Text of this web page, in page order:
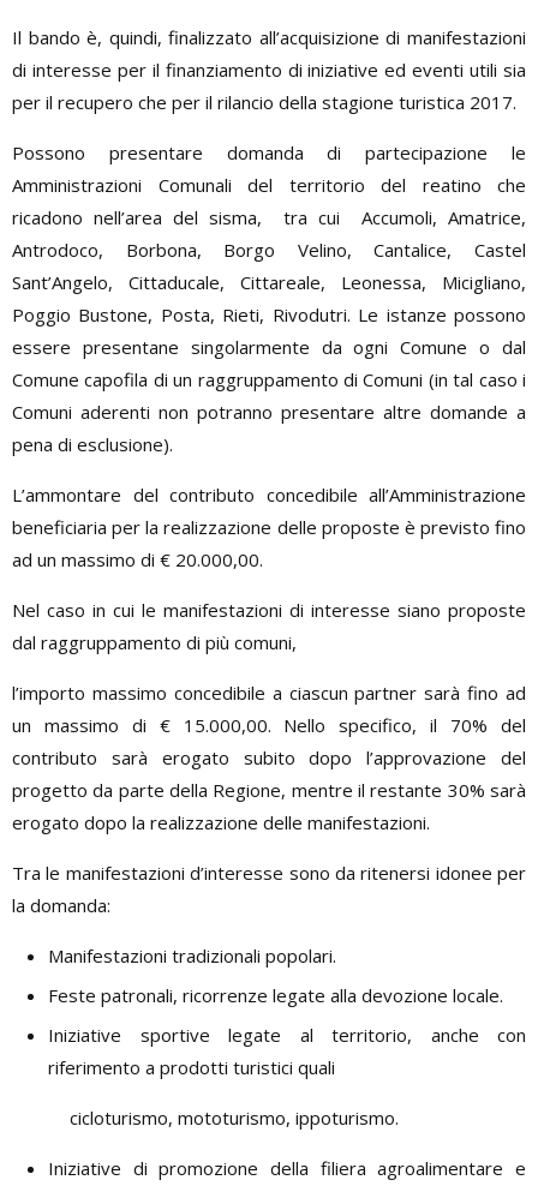
Il bando è, quindi, finalizzato all’acquisizione di manifestazioni
di interesse per il finanziamento di iniziative ed eventi utili sia
per il recupero che per il rilancio della stagione turistica 2017.
Possono presentare domanda di partecipazione le
Amministrazioni Comunali del territorio del reatino che
ricadono nell’area del sisma, tra cui Accumoli, Amatrice,
Antrodoco, Borbona, Borgo Velino, Cantalice, Castel
Sant’Angelo, Cittaducale, Cittareale, Leonessa, Micigliano,
Poggio Bustone, Posta, Rieti, Rivodutri. Le istanze possono
essere presentane singolarmente da ogni Comune o dal
Comune capofila di un raggruppamento di Comuni (in tal caso i
Comuni aderenti non potranno presentare altre domande a
pena di esclusione).
L’ammontare del contributo concedibile all’Amministrazione
beneficiaria per la realizzazione delle proposte è previsto fino
ad un massimo di € 20.000,00.
Nel caso in cui le manifestazioni di interesse siano proposte
dal raggruppamento di più comuni,
l’importo massimo concedibile a ciascun partner sarà fino ad
un massimo di € 15.000,00. Nello specifico, il 70% del
contributo sarà erogato subito dopo l’approvazione del
progetto da parte della Regione, mentre il restante 30% sarà
erogato dopo la realizzazione delle manifestazioni.
Tra le manifestazioni d’interesse sono da ritenersi idonee per
la domanda:
Manifestazioni tradizionali popolari.
Feste patronali, ricorrenze legate alla devozione locale.
Iniziative sportive legate al territorio, anche con
riferimento a prodotti turistici quali
cicloturismo, mototurismo, ippoturismo.
Iniziative di promozione della filiera agroalimentare e